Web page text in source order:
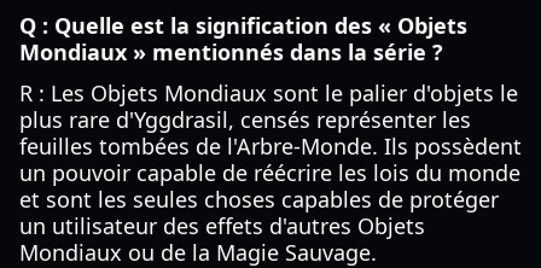
Q : Quelle est la signification des « Objets
Mondiaux » mentionnés dans la série ?
R : Les Objets Mondiaux sont le palier d'objets le
plus rare d'Yggdrasil, censés représenter les
feuilles tombées de l'Arbre-Monde. Ils possèdent
un pouvoir capable de réécrire les lois du monde
et sont les seules choses capables de protéger
un utilisateur des effets d'autres Objets
Mondiaux ou de la Magie Sauvage.